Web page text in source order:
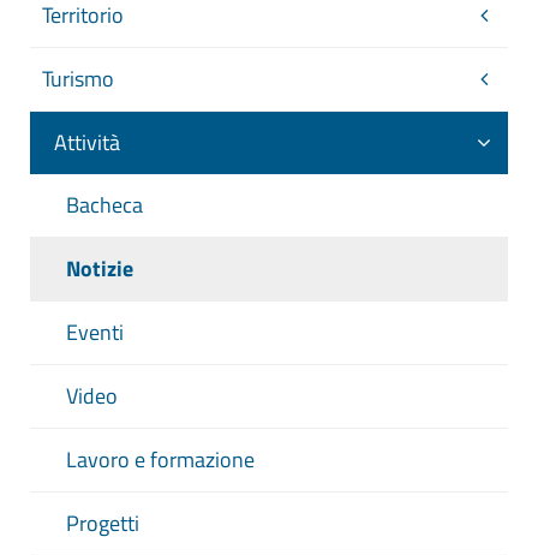
Territorio
Turismo
Attività
Bacheca
Notizie
Eventi
Video
Lavoro e formazione
Progetti